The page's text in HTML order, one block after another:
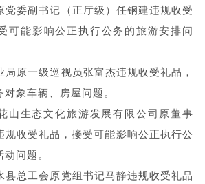
党委副书记（正厅级）任钢建违规收受
可能影响公正执行公务的旅游安排问
原一级巡视员张富杰违规收受礼品，
象车辆、房屋问题。
山生态文化旅游发展有限公司原董事
规收受礼品，接受可能影响公正执行公
问题。
县总工会原党组书记马静违规收受礼品